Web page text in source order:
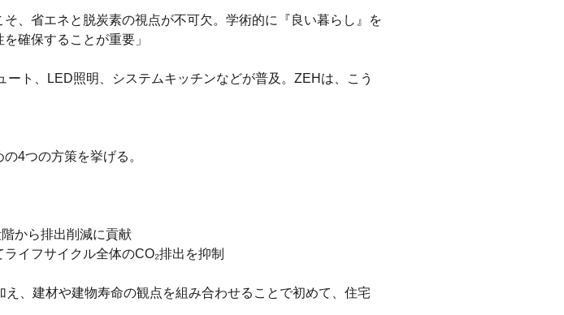
、省エネと脱炭素の視点が不可欠。学術的に『良い暮らし』を
確保することが重要」
ト、LED照明、システムキッチンなどが普及。ZEHは、こう
4つの方策を挙げる。
から排出削減に貢献
イフサイクル全体のCO₂排出を抑制
、建材や建物寿命の観点を組み合わせることで初めて、住宅